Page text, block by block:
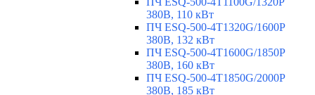
380В, 110 кВт
ПЧ ESQ-500-4T1320G/1600P
380В, 132 кВт
ПЧ ESQ-500-4T1600G/1850P
380В, 160 кВт
ПЧ ESQ-500-4T1850G/2000P
380В, 185 кВт